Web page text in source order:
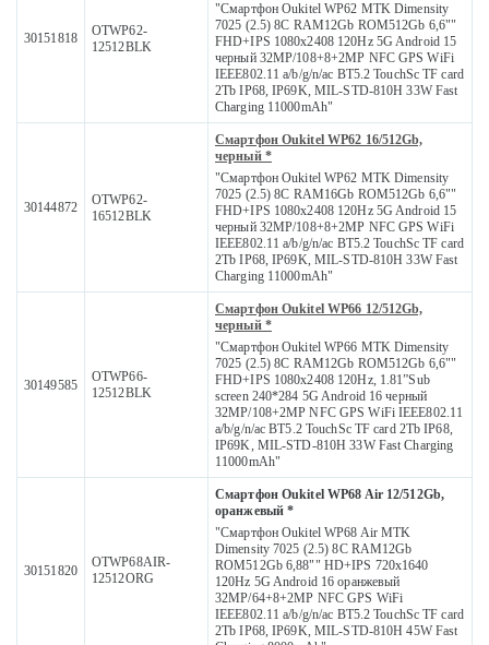
30151818
OTWP62-
12512BLK
"Смартфон Oukitel WP62 MTK Dimensity
7025 (2.5) 8С RAM12Gb ROM512Gb 6,6""
FHD+IPS 1080x2408 120Hz 5G Android 15
черный 32MP/108+8+2MP NFC GPS WiFi
IEEE802.11 a/b/g/n/ac BT5.2 TouchSc TF card
2Tb IP68, IP69K, MIL-STD-810H 33W Fast
Charging 11000mAh"
30144872
OTWP62-
16512BLK
Смартфон Oukitel WP62 16/512Gb,
черный *
"Смартфон Oukitel WP62 MTK Dimensity
7025 (2.5) 8С RAM16Gb ROM512Gb 6,6""
FHD+IPS 1080x2408 120Hz 5G Android 15
черный 32MP/108+8+2MP NFC GPS WiFi
IEEE802.11 a/b/g/n/ac BT5.2 TouchSc TF card
2Tb IP68, IP69K, MIL-STD-810H 33W Fast
Charging 11000mAh"
30149585
OTWP66-
12512BLK
Смартфон Oukitel WP66 12/512Gb,
черный *
"Смартфон Oukitel WP66 MTK Dimensity
7025 (2.5) 8С RAM12Gb ROM512Gb 6,6""
FHD+IPS 1080x2408 120Hz, 1.81”Sub
screen 240*284 5G Android 16 черный
32MP/108+2MP NFC GPS WiFi IEEE802.11
a/b/g/n/ac BT5.2 TouchSc TF card 2Tb IP68,
IP69K, MIL-STD-810H 33W Fast Charging
11000mAh"
30151820
OTWP68AIR-
12512ORG
Смартфон Oukitel WP68 Air 12/512Gb,
оранжевый *
"Смартфон Oukitel WP68 Air MTK
Dimensity 7025 (2.5) 8С RAM12Gb
ROM512Gb 6,88"" HD+IPS 720x1640
120Hz 5G Android 16 оранжевый
32MP/64+8+2MP NFC GPS WiFi
IEEE802.11 a/b/g/n/ac BT5.2 TouchSc TF card
2Tb IP68, IP69K, MIL-STD-810H 45W Fast